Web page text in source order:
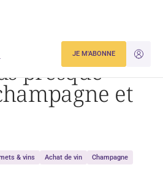
JE
JE M'ABONNE
presque parfaits : champagne et huîtres
presque
et
& vins Achat de vin Champagne